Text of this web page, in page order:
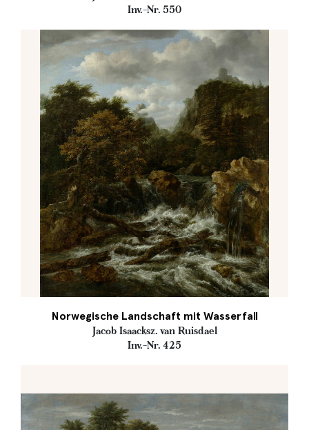
Inv.-Nr. 550
Norwegische Landschaft mit Wasserfall
Jacob Isaacksz. van Ruisdael
Inv.-Nr. 425